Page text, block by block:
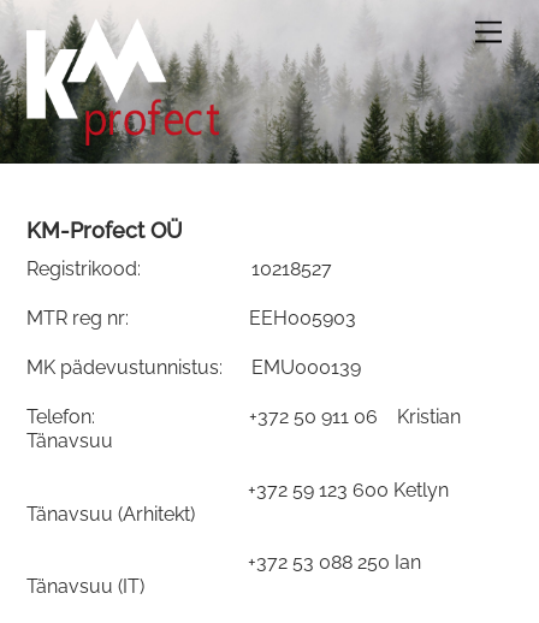
Skip
content
KM-Profect OÜ
Registrikood: 10218527
MTR reg nr: EEH005903
MK pädevustunnistus: EMU000139
Telefon: +372 50 911 06 Kristian
Tänavsuu
+372 59 123 600 Ketlyn
Tänavsuu (Arhitekt)
+372 53 088 250 Ian
Tänavsuu (IT)